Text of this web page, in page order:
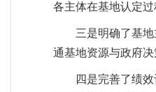
各主体在基地认定过
三是明确了基
通基地资源与政府
四是完善了绩